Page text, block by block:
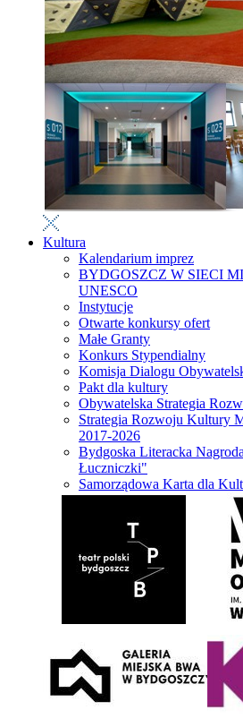
Kultura
Kalendarium imprez
BYDGOSZCZ W SIECI
UNESCO
Instytucje
Otwarte konkursy ofert
Małe Granty
Konkurs Stypendialny
Komisja Dialogu
Pakt dla kultury
Obywatelska Strategia
Strategia Rozwoju Kultury
2017-2026
Bydgoska Literacka
Łuczniczki"
Samorządowa Karta dla